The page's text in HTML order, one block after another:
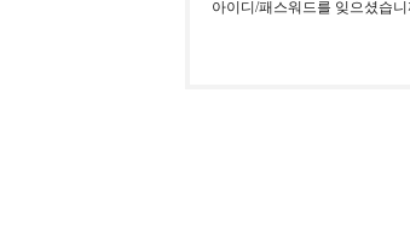
아이디/패스워드를 잊으셨습니